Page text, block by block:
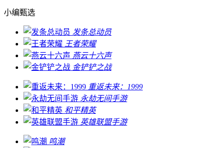
小编甄选
发条总动员
王者荣耀
燕云十六声
金铲铲之战
重返未来：1999
永劫无间手游
和平精英
英雄联盟手游
鸣潮